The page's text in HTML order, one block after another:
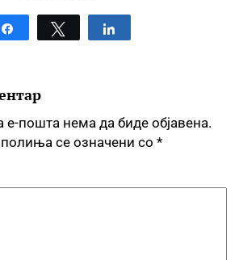
Tweet
е-пошта нема да биде објавена.
се означени со *